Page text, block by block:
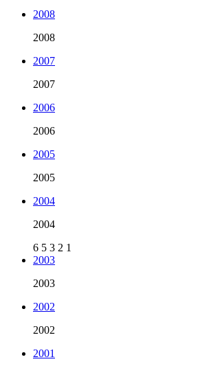
2008
2008
2007
2007
2006
2006
2005
2005
2004
2004
6 5 3 2 1
2003
2003
2002
2002
2001